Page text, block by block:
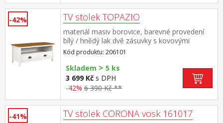
-42% TV stolek TOPAZIO
materiál masiv borovice, barevné provedení
bílý / hnědý lak dvě zásuvky s kovovými
úchytkami a pojezdy, jedna police
Kód produktu: 206101
Skladem > 5 ks
3 699 Kč s DPH
-42% 6 390 Kč **
-41% TV stolek CORONA vosk 161017